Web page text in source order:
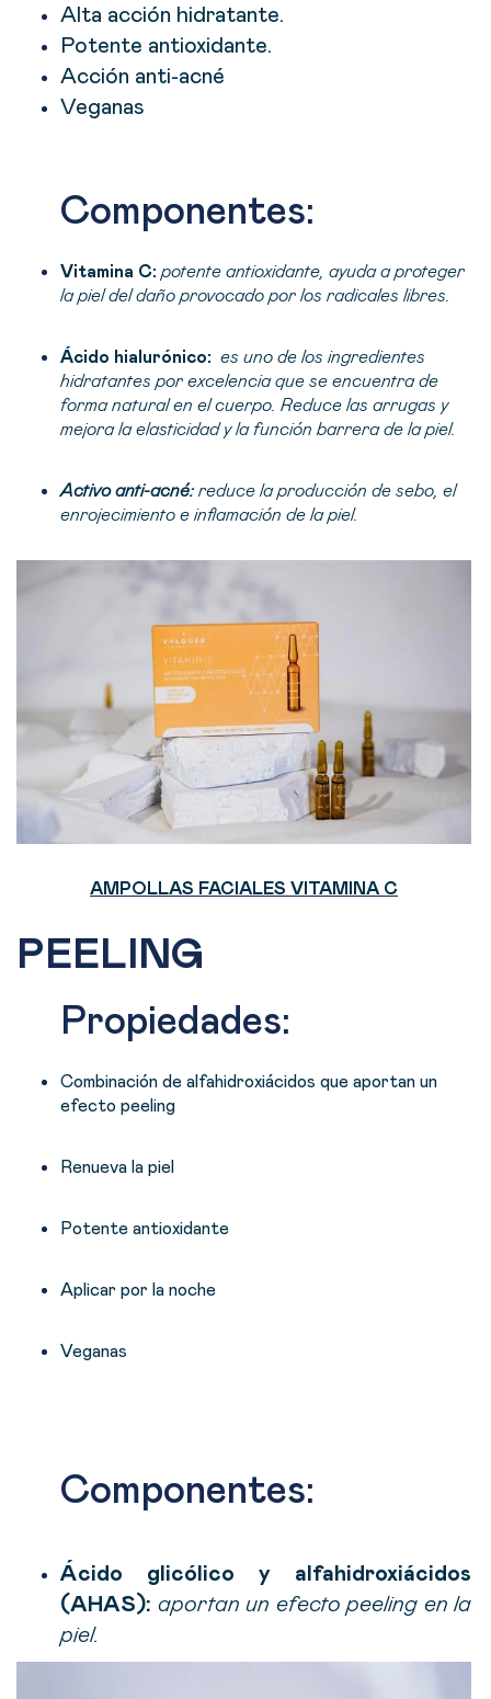
Alta acción hidratante.
Potente antioxidante.
Acción anti-acné
Veganas
Componentes:
Vitamina C: potente antioxidante, ayuda a proteger
la piel del daño provocado por los radicales libres.
Ácido hialurónico: es uno de los ingredientes
hidratantes por excelencia que se encuentra de
forma natural en el cuerpo. Reduce las arrugas y
mejora la elasticidad y la función barrera de la piel.
Activo anti-acné: reduce la producción de sebo, el
enrojecimiento e inflamación de la piel.
AMPOLLAS FACIALES VITAMINA C
PEELING
Propiedades:
Combinación de alfahidroxiácidos que aportan un
efecto peeling
Renueva la piel
Potente antioxidante
Aplicar por la noche
Veganas
Componentes:
Ácido glicólico y alfahidroxiácidos
(AHA´S): aportan un efecto peeling en la
piel.